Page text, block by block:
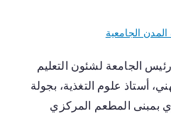
المدن الجامعية
الجامعة لشئون التعليم
أستاذ علوم التغذية، بجولة
بمبنى المطعم المركزي